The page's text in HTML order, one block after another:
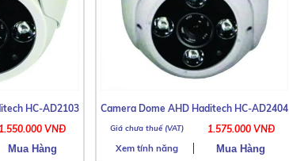
HC-AD2103
1.550.000 VNĐ
Camera Dome AHD Haditech HC-AD2404
1.575.000 VNĐ
Xem tính năng